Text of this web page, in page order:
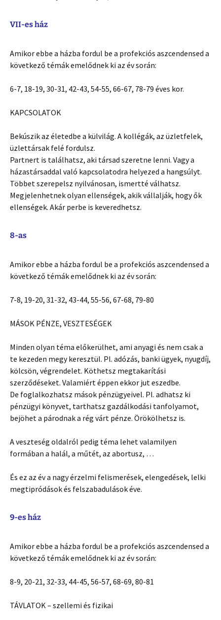
VII-es ház
Amikor ebbe a házba fordul be a profekciós aszcendensed a
következő témák emelődnek ki az év során:
6-7, 18-19, 30-31, 42-43, 54-55, 66-67, 78-79 éves kor.
KAPCSOLATOK
Bekúszik az életedbe a külvilág. A kollégák, az üzletfelek,
üzlettársak felé fordulsz.
Partnert is találhatsz, aki társad szeretne lenni. Vagy a
házastársaddal való kapcsolatodra helyezed a hangsúlyt.
Többet szerepelsz nyilvánosan, ismertté válhatsz.
Megjelenhetnek olyan ellenségek, akik vállalják, hogy ők
ellenségek. Akár perbe is keveredhetsz.
8-as
Amikor ebbe a házba fordul be a profekciós aszcendensed a
következő témák emelődnek ki az év során:
7-8, 19-20, 31-32, 43-44, 55-56, 67-68, 79-80
MÁSOK PÉNZE, VESZTESÉGEK
Minden olyan téma előkerülhet, ami anyagi és nem csak a
te kezeden megy keresztül. Pl. adózás, banki ügyek, nyugdíj,
kölcsön, végrendelet. Köthetsz megtakarítási
szerződéseket. Valamiért éppen ekkor jut eszedbe.
De foglalkozhatsz mások pénzügyeivel. Pl. adhatsz ki
pénzügyi könyvet, tarthatsz gazdálkodási tanfolyamot,
bejöhet a párodnak a rég várt pénze. Örökölhetsz is.
A veszteség oldalról pedig téma lehet valamilyen
formában a halál, a műtét, az abortusz, …
És ez az év a nagy érzelmi felismerések, elengedések, lelki
megtipródások és felszabadulások éve.
9-es ház
Amikor ebbe a házba fordul be a profekciós aszcendensed a
következő témák emelődnek ki az év során:
8-9, 20-21, 32-33, 44-45, 56-57, 68-69, 80-81
TÁVLATOK – szellemi és fizikai